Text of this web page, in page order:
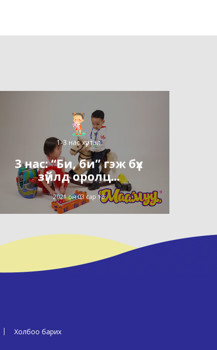
1-3 нас хүртэл
3 нас: “Би, би” гэж бүх
зүйлд оролц...
2021 он 03 сар 18
Холбоо барих